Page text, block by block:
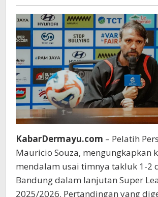
KabarDermayu.com – Pelatih
Mauricio Souza, mengungkapkan
mendalam usai timnya takluk 1-2
Bandung dalam lanjutan Super
2025/2026. Pertandingan yang